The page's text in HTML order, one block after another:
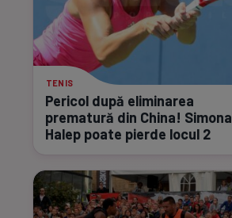
TENIS
Pericol după eliminarea
prematură din China! Simona
Halep poate pierde locul 2